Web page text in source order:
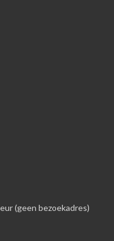
(geen bezoekadres)